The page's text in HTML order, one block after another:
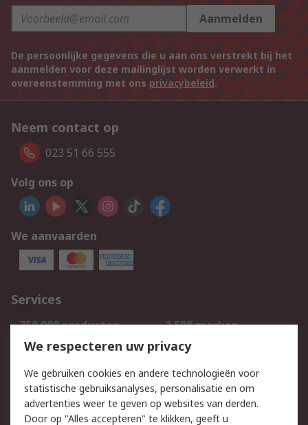
Aanmelden
De persoonlijke gegevens die u aan ons verstrekt bij het
aanmelden voor deze mailinglijst worden verwerkt in
overeenstemming met ons privacybeleid.
Neem contact op
023 51 66 555
Volg ons op
We aanvaarden
Services
750.000 producten
2.500 merken
Bestellen
Inkoopoplossingen
Track & Trace
Wettelijk
We respecteren uw privacy
We gebruiken cookies en andere technologieën voor
statistische gebruiksanalyses, personalisatie en om
advertenties weer te geven op websites van derden.
Door op "Alles accepteren" te klikken, geeft u